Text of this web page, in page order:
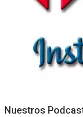
Nuestros